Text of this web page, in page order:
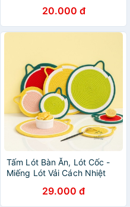
20.000 đ
Tấm Lót Bàn Ăn, Lót Cốc -
Miếng Lót Vải Cách Nhiệt
Phong Cách Bắc Âu
29.000 đ